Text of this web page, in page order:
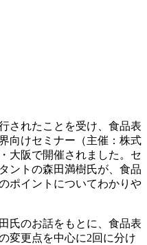
されたことを受け、食品表
向けセミナー（主催：株式
大阪で開催されました。セ
ントの森田満樹氏が、食品
ポイントについてわかりや
氏のお話をもとに、食品表
変更点を中心に2回に分け